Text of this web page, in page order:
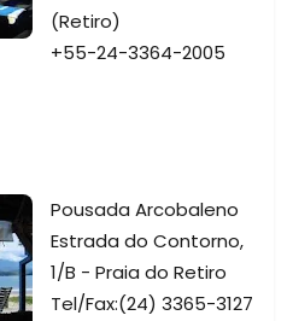
(Retiro)
+55-24-3364-2005
Pousada Arcobaleno
Estrada do Contorno,
1/B - Praia do Retiro
Tel/Fax:(24) 3365-3127